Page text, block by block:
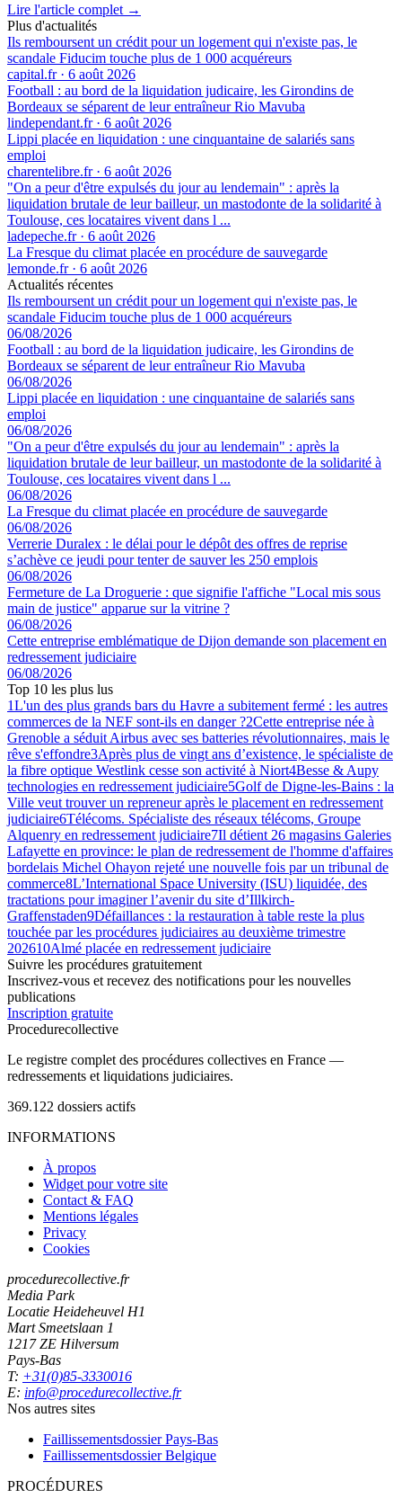
Lire l'article complet →
Plus d'actualités
Ils remboursent un crédit pour un logement qui n'existe pas, le
scandale Fiducim touche plus de 1 000 acquéreurs
capital.fr· 6 août 2026
Football : au bord de la liquidation judicaire, les Girondins de
Bordeaux se séparent de leur entraîneur Rio Mavuba
lindependant.fr· 6 août 2026
Lippi placée en liquidation : une cinquantaine de salariés sans
emploi
charentelibre.fr· 6 août 2026
"On a peur d'être expulsés du jour au lendemain" : après la
liquidation brutale de leur bailleur, un mastodonte de la solidarité à
Toulouse, ces locataires vivent dans l ...
ladepeche.fr· 6 août 2026
La Fresque du climat placée en procédure de sauvegarde
lemonde.fr· 6 août 2026
Actualités récentes
Ils remboursent un crédit pour un logement qui n'existe pas, le
scandale Fiducim touche plus de 1 000 acquéreurs
06/08/2026
Football : au bord de la liquidation judicaire, les Girondins de
Bordeaux se séparent de leur entraîneur Rio Mavuba
06/08/2026
Lippi placée en liquidation : une cinquantaine de salariés sans
emploi
06/08/2026
"On a peur d'être expulsés du jour au lendemain" : après la
liquidation brutale de leur bailleur, un mastodonte de la solidarité à
Toulouse, ces locataires vivent dans l ...
06/08/2026
La Fresque du climat placée en procédure de sauvegarde
06/08/2026
Verrerie Duralex : le délai pour le dépôt des offres de reprise
s’achève ce jeudi pour tenter de sauver les 250 emplois
06/08/2026
Fermeture de La Droguerie : que signifie l'affiche "Local mis sous
main de justice" apparue sur la vitrine ?
06/08/2026
Cette entreprise emblématique de Dijon demande son placement en
redressement judiciaire
06/08/2026
Top 10 les plus lus
1L'un des plus grands bars du Havre a subitement fermé : les autres
commerces de la NEF sont-ils en danger ?2Cette entreprise née à
Grenoble a séduit Airbus avec ses batteries révolutionnaires, mais le
rêve s'effondre3Après plus de vingt ans d’existence, le spécialiste de
la fibre optique Westlink cesse son activité à Niort4Besse & Aupy
technologies en redressement judiciaire5Golf de Digne-les-Bains : la
Ville veut trouver un repreneur après le placement en redressement
judiciaire6Télécoms. Spécialiste des réseaux télécoms, Groupe
Alquenry en redressement judiciaire7Il détient 26 magasins Galeries
Lafayette en province: le plan de redressement de l'homme d'affaires
bordelais Michel Ohayon rejeté une nouvelle fois par un tribunal de
commerce8L’International Space University (ISU) liquidée, des
tractations pour imaginer l’avenir du site d’Illkirch-
Graffenstaden9Défaillances : la restauration à table reste la plus
touchée par les procédures judiciaires au deuxième trimestre
202610Almé placée en redressement judiciaire
Suivre les procédures gratuitement
Inscrivez-vous et recevez des notifications pour les nouvelles
publications
Inscription gratuite
Procedurecollective
Le registre complet des procédures collectives en France —
redressements et liquidations judiciaires.
369.122 dossiers actifs
INFORMATIONS
À propos
Widget pour votre site
Contact & FAQ
Mentions légales
Privacy
Cookies
procedurecollective.fr
Media Park
Locatie Heideheuvel H1
Mart Smeetslaan 1
1217 ZE Hilversum
Pays-Bas
T: +31(0)85-3330016
E: info@procedurecollective.fr
Nos autres sites
Faillissementsdossier Pays-Bas
Faillissementsdossier Belgique
PROCÉDURES